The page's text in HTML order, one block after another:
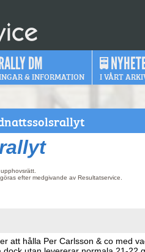
DM
& INFORMATION I VÅRT
efter medgivande av Resultatservice.
att hålla Per Carlsson & co med